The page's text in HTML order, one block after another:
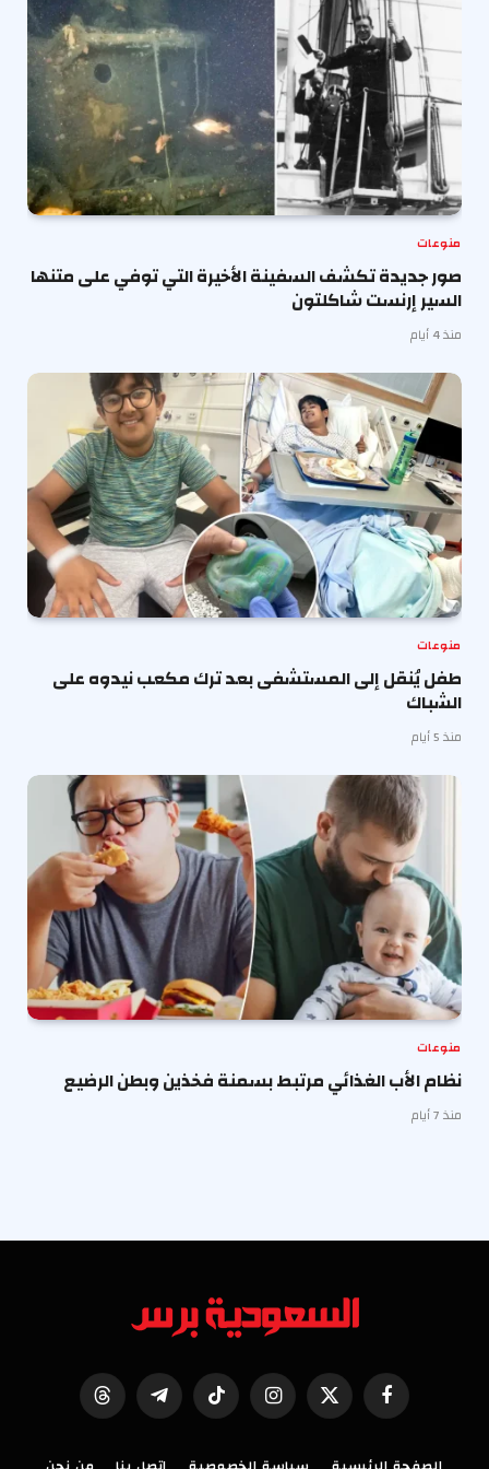
منوعات
صور جديدة تكشف السفينة الأخيرة التي توفي على متنها
السير إرنست شاكلتون
منذ 4 أيام
منوعات
طفل يُنقل إلى المستشفى بعد ترك مكعب نيدوه على
الشباك
منذ 5 أيام
منوعات
نظام الأب الغذائي مرتبط بسمنة فخذين وبطن الرضيع
منذ 7 أيام
فيسبوكX
(Twitter)
الانستغرامتيكتوك تيلقرام Threads